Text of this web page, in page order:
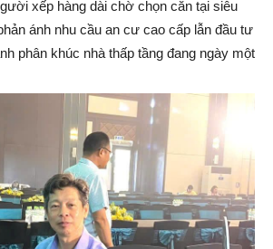
xếp hàng dài chờ chọn căn tại siêu
ánh nhu cầu an cư cao cấp lẫn đầu tư
phân khúc nhà thấp tầng đang ngày một